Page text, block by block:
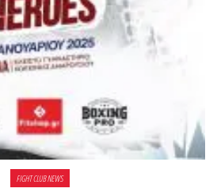
FIGHT CLUB NEWS